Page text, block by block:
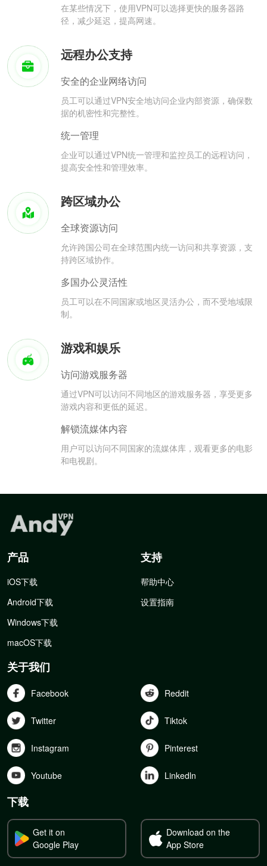
在某些情况下，使用VPN可以选择更快的服务器路
径，减少延迟，提高网速。
远程办公支持
安全的企业网络访问
员工可以通过VPN安全地访问企业内部资源，确保数
据的机密性和完整性。
统一管理
企业可以通过VPN统一管理和监控员工的远程访问，
提高安全性和管理效率。
跨区域办公
全球资源访问
允许跨国公司在全球范围内统一访问和共享资源，支
持跨区域协作。
多国办公灵活性
员工可以在不同国家或地区灵活办公，而不受地域限
制。
游戏和娱乐
访问游戏服务器
通过VPN可以访问不同地区的游戏服务器，享受更多
游戏内容和更低的延迟。
解锁流媒体内容
用户可以访问不同国家的流媒体库，观看更多的电影
和电视剧。
产品
iOS下载
Android下载
Windows下载
macOS下载
支持
帮助中心
设置指南
关于我们
Facebook Reddit
Twitter Tiktok
Instagram Pinterest
Youtube Linkedln
下载
Get it on
Google Play
Download on the
App Store